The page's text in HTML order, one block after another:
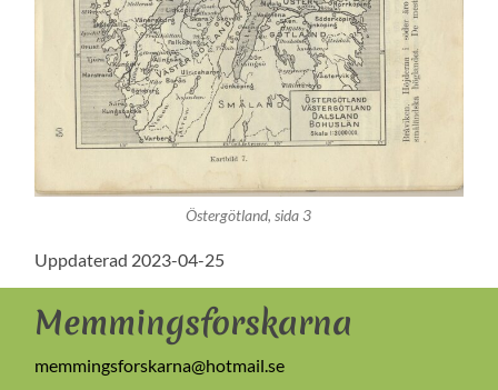
Östergötland, sida 3
Uppdaterad 2023-04-25
Memmingsforskarna
memmingsforskarna@hotmail.se